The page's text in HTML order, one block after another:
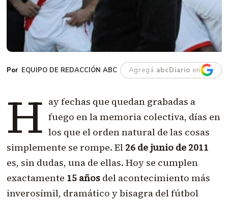
EQUIPO DE REDACCIÓN ABC Agregá abcDiario en
H ay fechas que quedan grabadas a
fuego en la memoria colectiva, días en
los que el orden natural de las cosas
simplemente se rompe. El 26 de junio de 2011
es, sin dudas, una de ellas. Hoy se cumplen
exactamente 15 añosdel acontecimiento más
inverosímil, dramático y bisagra del fútbol